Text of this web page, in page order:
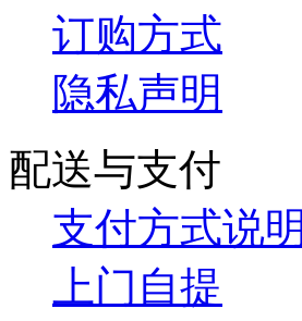
订购方式
隐私声明
配送与支付
支付方式说明
上门自提